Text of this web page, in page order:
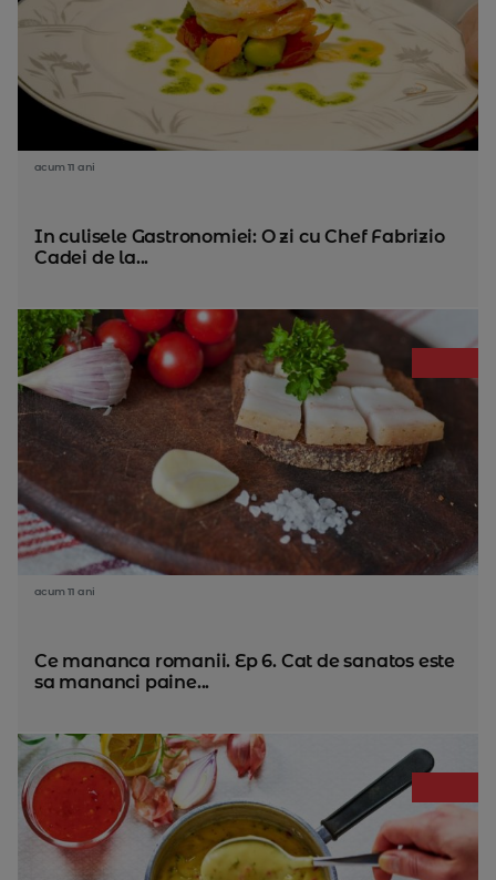
acum 11 ani
In culisele Gastronomiei: O zi cu Chef Fabrizio
Cadei de la...
acum 11 ani
Ce mananca romanii. Ep 6. Cat de sanatos este
sa mananci paine...